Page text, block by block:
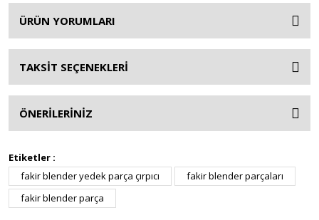
ÜRÜN YORUMLARI
TAKSİT SEÇENEKLERİ
ÖNERİLERİNİZ
Etiketler :
fakir blender yedek parça çırpıcı
fakir blender parçaları
fakir blender parça